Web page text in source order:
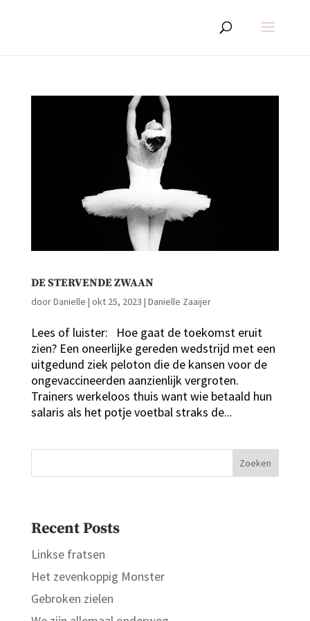
DE STERVENDE ZWAAN
doorDanielle | okt 25, 2023 | Danielle Zaaijer
Lees of luister: Hoe gaat de toekomst eruit
zien? Een oneerlijke gereden wedstrijd met een
uitgedund ziek peloton die de kansen voor de
ongevaccineerden aanzienlijk vergroten.
Trainers werkeloos thuis want wie betaald hun
salaris als het potje voetbal straks de...
Zoeken
Recent Posts
Linkse fratsen
Het zevenkoppig Monster
Gebroken zielen